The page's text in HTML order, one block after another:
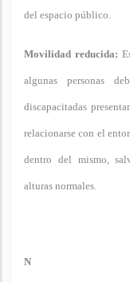
del espacio público.
Movilidad reducida:
algunas personas
discapacitadas
relacionarse con el
dentro del mismo,
alturas normales.
N